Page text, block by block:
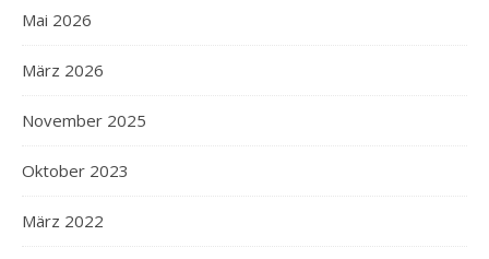
Mai 2026
März 2026
November 2025
Oktober 2023
März 2022